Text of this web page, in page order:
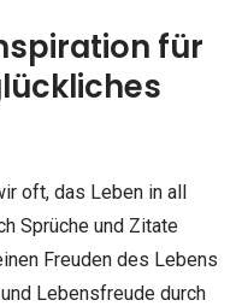
für
oft, das Leben in all
Sprüche und Zitate
Freuden des Lebens
Lebensfreude durch